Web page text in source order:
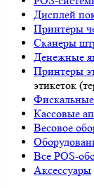
Дисплей
Принтеры
Сканеры
Денежные
Принтеры
этикеток
Кассовые
Весовое
Все POS-
Аксессуары